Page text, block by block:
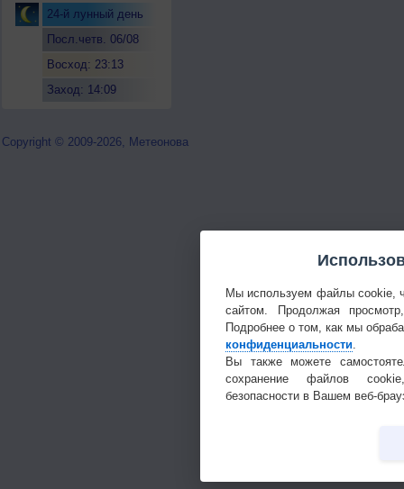
24-й лунный день
Посл.четв. 06/08
Восход: 23:13
Заход: 14:09
Copyright © 2009-2026, Метеонова
Мы используем файлы cookie,
сайтом. Продолжая
Подробнее о том, как мы
конфиденциальности
Вы также можете
сохранение файлов
безопасности в Вашем веб-